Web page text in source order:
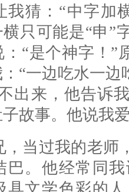
我猜：“中字加
横只可能是“申”
“是个神字！”
“一边吃水一
出来，他告诉
故事。他说我
，当过我的老师
巴。他经常同
具文学色彩的